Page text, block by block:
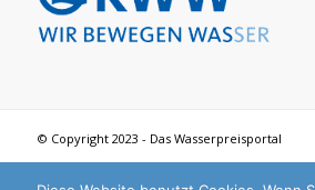
© Copyright 2023 - Das Wasserpreisportal